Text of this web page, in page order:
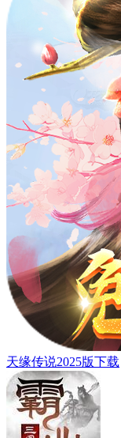
天缘传说2025版下载